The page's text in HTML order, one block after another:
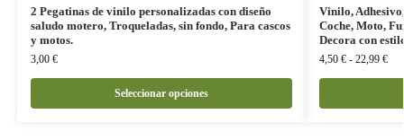
2 Pegatinas de vinilo personalizadas con diseño
saludo motero, Troqueladas, sin fondo, Para cascos
y motos.
3,00 €
Seleccionar opciones
Vinilo,
Coche, Moto,
Decora con
4,50 € - 22,99 €